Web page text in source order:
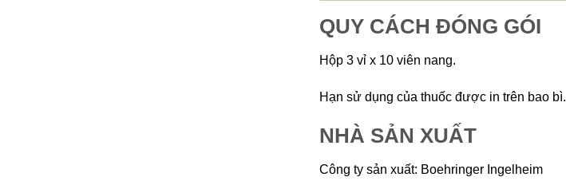
QUY CÁCH ĐÓNG GÓI
Hộp 3 vỉ x 10 viên nang.
Hạn sử dụng của thuốc được in trên bao bì.
NHÀ SẢN XUẤT
Công ty sản xuất: Boehringer Ingelheim